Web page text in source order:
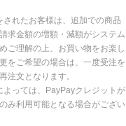
れたお客様は、追加での商品
求金額の増額・減額がシステム
ご理解の上、お買い物をお楽し
をご希望の場合は、一度受注を
注文となります。
っては、PayPayクレジットが
み利用可能となる場合がござい